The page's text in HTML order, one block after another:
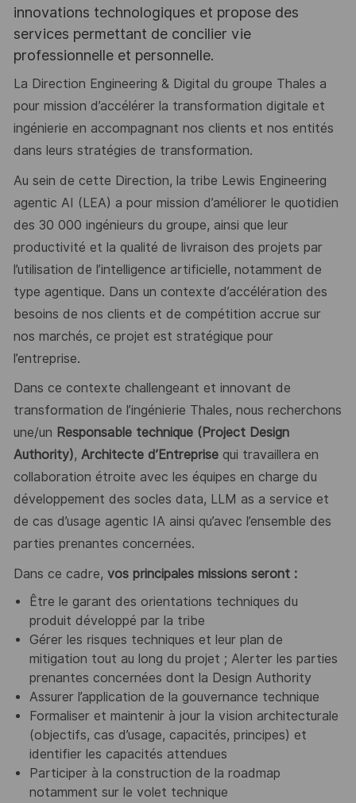
innovations technologiques et propose des
services permettant de concilier vie
professionnelle et personnelle.
La Direction Engineering & Digital du groupe Thales a
pour mission d’accélérer la transformation digitale et
ingénierie en accompagnant nos clients et nos entités
dans leurs stratégies de transformation.
Au sein de cette Direction, la tribe Lewis Engineering
agentic AI (LEA) a pour mission d’améliorer le quotidien
des 30 000 ingénieurs du groupe, ainsi que leur
productivité et la qualité de livraison des projets par
l’utilisation de l’intelligence artificielle, notamment de
type agentique. Dans un contexte d’accélération des
besoins de nos clients et de compétition accrue sur
nos marchés, ce projet est stratégique pour
l’entreprise.
Dans ce contexte challengeant et innovant de
transformation de l’ingénierie Thales, nous recherchons
une/un Responsable technique (Project Design
Authority), Architecte d’Entreprisequi travaillera en
collaboration étroite avec les équipes en charge du
développement des socles data, LLM as a service et
de cas d’usage agentic IA ainsi qu’avec l’ensemble des
parties prenantes concernées.
Dans ce cadre, vos principales missions seront :
Être le garant des orientations techniques du
produit développé par la tribe
Gérer les risques techniques et leur plan de
mitigation tout au long du projet ; Alerter les parties
prenantes concernées dont la Design Authority
Assurer l’application de la gouvernance technique
Formaliser et maintenir à jour la vision architecturale
(objectifs, cas d’usage, capacités, principes) et
identifier les capacités attendues
Participer à la construction de la roadmap
notamment sur le volet technique